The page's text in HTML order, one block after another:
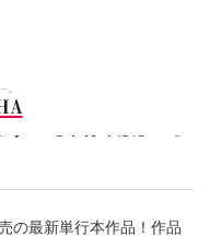
離婚～一刻も早く身籠
の最新単行本作品！作品